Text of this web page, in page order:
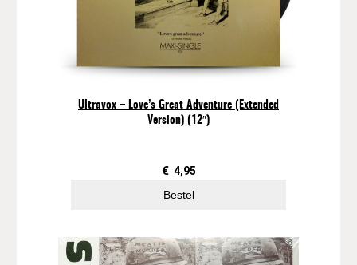
e
p
a
a
t
a
Ultravox – Love’s Great Adventure (Extended
Version) (12″)
€ 4,95
Bestel